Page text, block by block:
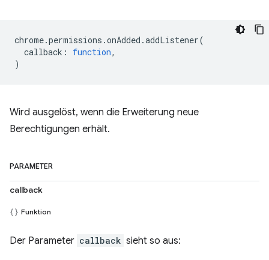
chrome.permissions .onAdded .addListener(
callback : function,
)
Wird ausgelöst, wenn die Erweiterung neue
Berechtigungen erhält.
PARAMETER
callback
Funktion
Der Parameter callback sieht so aus: